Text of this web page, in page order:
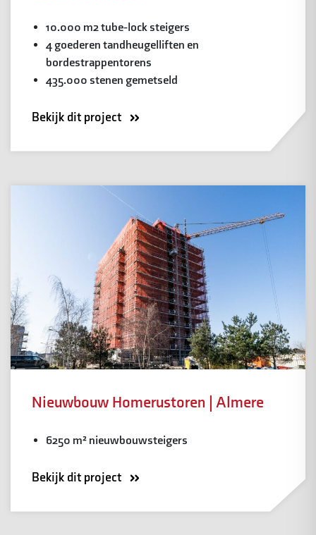
10.000 m2 tube-lock steigers
4 goederen tandheugelliften en
bordestrappentorens
435.000 stenen gemetseld
Bekijk dit project
Nieuwbouw Homerustoren | Almere
6250 m² nieuwbouwsteigers
Bekijk dit project